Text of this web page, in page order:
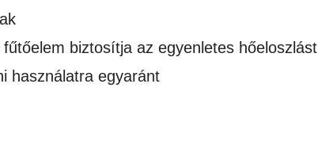
biztosítja az egyenletes hőeloszlást
használatra egyaránt